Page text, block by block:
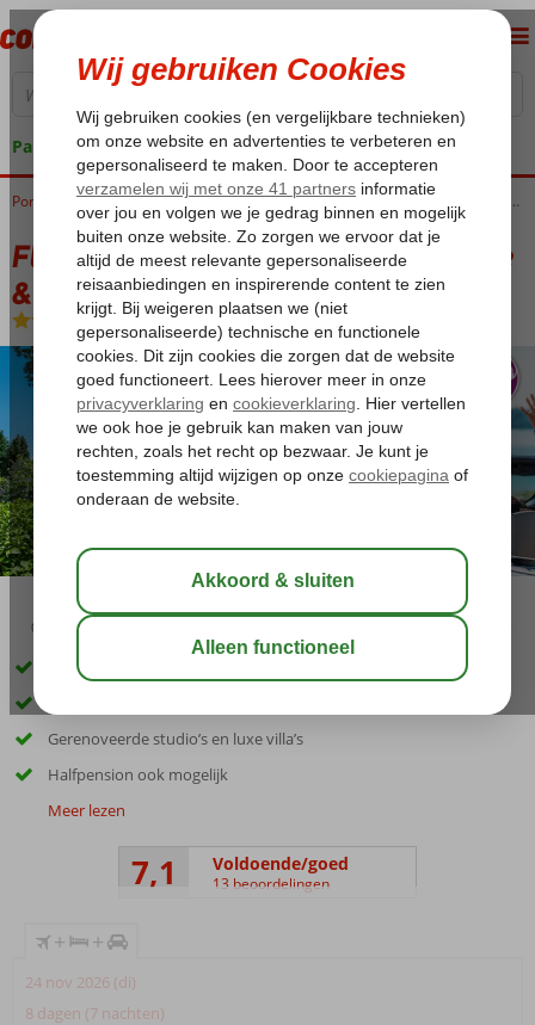
Pakketgarantie
Home Madeira Arco de Sao Jorge Fly & Go Pestana Quinta do Arco Nature & Rose Garden Resort
Fly & Go Pestana Quinta do Arco Nature
& Rose Garden Resort
Logies en ontbijt-Hotel
04:00 bewaar
Inclusief huurauto
Gerenoveerde studio’s en luxe villa’s
Halfpension ook mogelijk
Meer lezen
7,1 Voldoende/goed
13 beoordelingen
+ +
24 nov 2026 (di)
8 dagen (7 nachten)